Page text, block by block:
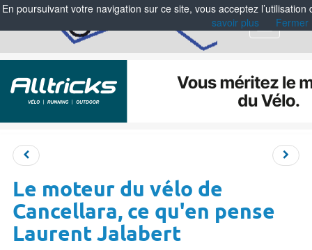
Menu
Le moteur du vélo de
Cancellara, ce qu'en pense
Laurent Jalabert
En poursuivant votre navigation sur ce site, vous acceptez
savoir plus
Fermer